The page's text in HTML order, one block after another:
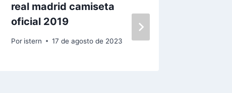
real madrid camiseta
oficial 2019
Por istern 17 de agosto de 2023